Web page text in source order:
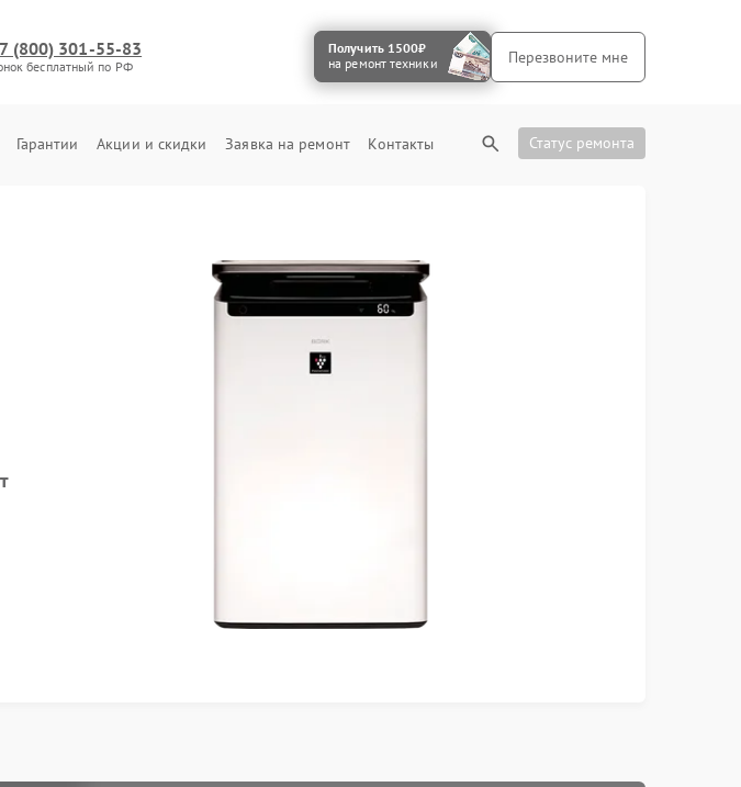
(800) 301-55-83
бесплатный по РФ
Получить 1500₽
на ремонт техники
Перезвоните мне
Гарантии Акции и скидки Заявка на ремонт Контакты Статус ремонта